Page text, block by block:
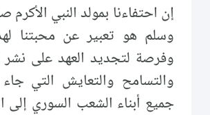
إن احتفاءنا بمولد النبي الأكرم
وسلم هو تعبير عن محبتنا
وفرصة لتجديد العهد على نشر
والتسامح والتعايش التي جاء
جميع أبناء الشعب السوري إلى